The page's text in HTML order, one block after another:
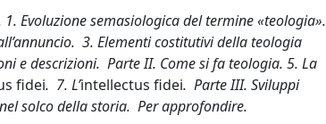
1. Evoluzione semasiologica del termine «teologia».
3. Elementi costitutivi della teologia
e descrizioni. Parte II. Come si fa teologia. 5. La
fidei. 7. L’intellectus fidei. Parte III. Sviluppi
solco della storia. Per approfondire.